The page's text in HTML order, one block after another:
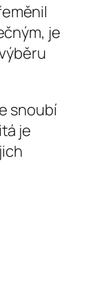
je
snoubí
je